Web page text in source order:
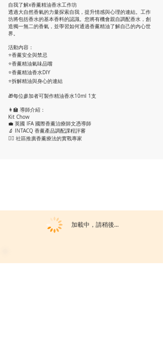
自我了解x香薰精油香水工作坊
透過大自然香氣的力量探索自我，提升情感與心理的連結。工作
坊將包括香水的基本香料的認識。您將有機會親自調配香水，創
造獨一無二的香氣，並學習如何通過香薰精油了解自己的內心世
界。
活動內容：
⭐香薰安全與禁忌
⭐香薰精油氣味品嚐
⭐香薰精油香水DIY
⭐拆解精油與身心的連結
🎁每位參加者可製作精油香水10ml 1支
👩‍🏫 導師介紹：
Kit Chow
💼 英國 IFA 國際香薰治療師文憑導師
🔬 INTACQ 香薰產品調配課程評審
👩‍⚕ 社區推廣香薰療法的實戰專家
加載中，請稍後...